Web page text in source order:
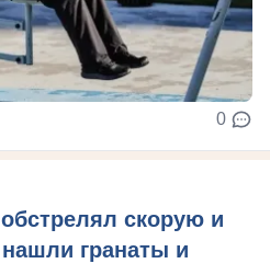
0
скорую и
гранаты и